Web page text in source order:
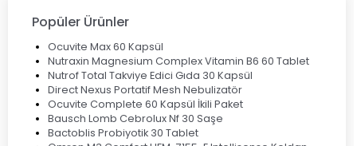
Popüler Ürünler
Ocuvite Max 60 Kapsül
Nutraxin Magnesium Complex Vitamin B6 60 Tablet
Nutrof Total Takviye Edici Gıda 30 Kapsül
Direct Nexus Portatif Mesh Nebulizatör
Ocuvite Complete 60 Kapsül İkili Paket
Bausch Lomb Cebrolux Nf 30 Saşe
Bactoblis Probiyotik 30 Tablet